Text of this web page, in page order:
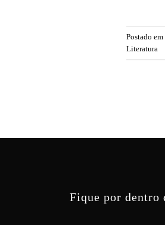
Postado em
Literatura
Fique por dentro